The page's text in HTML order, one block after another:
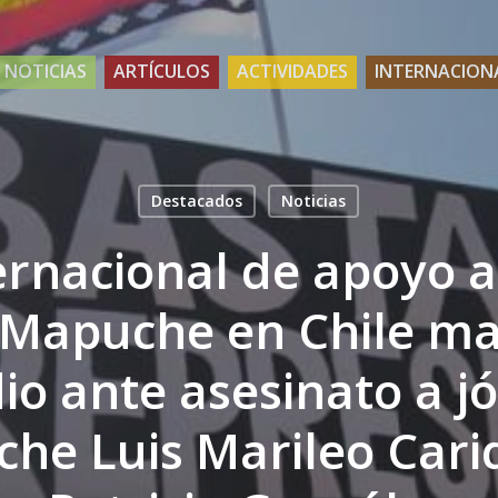
NOTICIAS ARTÍCULOS ACTIVIDADES
Destacados Noticias
de apoyo
en Chile
ante asesinato a
Luis Marileo